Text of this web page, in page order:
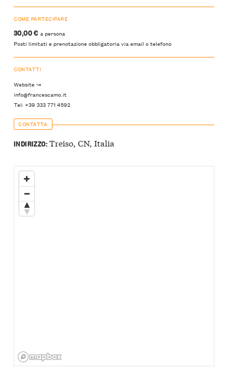
COME PARTECIPARE
30,00 € a persona
Posti limitati e prenotazione obbligatoria via email o telefono
CONTATTI
Website ↝
info@francescamo.it
Tel: +39 333 771 4592
CONTATTA
INDIRIZZO:Treiso, CN, Italia